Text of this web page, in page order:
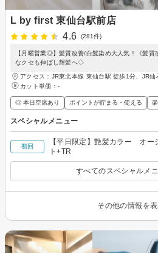
L by first 東仙台駅前店
4.6
(281件)
【月曜営業◎】髪質改善/白髪染め大人気！《髪
なクセも伸ばし輝髪へ◇
アクセス：JR東北本線 東仙台駅 徒歩1分、JR
カット単価： -
◎ 本日空席あり ポイントが貯まる・使える
スペシャルメニュー
初回
【平日限定】艶髪カラー オー
ト+TR
すべてのスペシャルメ
その他の情報を